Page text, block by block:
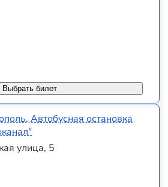
Выбрать билет
Автобусная остановка
улица, 5